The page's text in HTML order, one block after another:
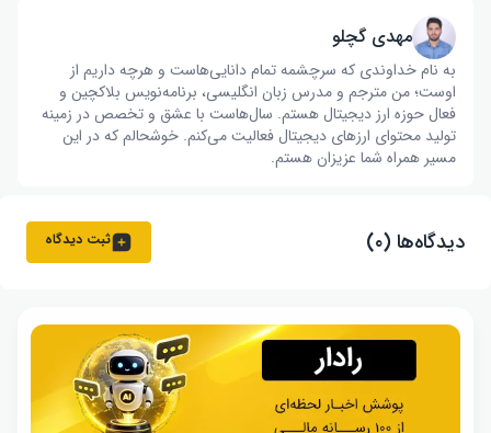
مهدی گچلو
به نام خداوندی که سرچشمه تمام دانایی‌هاست و هرچه داریم از
اوست؛ من مترجم و مدرس زبان انگلیسی، برنامه‌نویس بلاکچین و
فعال حوزه ارز دیجیتال هستم. سال‌هاست با عشق و تخصص در زمینه
تولید محتوای ارزهای دیجیتال فعالیت می‌کنم. خوشحالم که در این
مسیر همراه شما عزیزان هستم.
دیدگاه‌ها (۰) ثبت دیدگاه